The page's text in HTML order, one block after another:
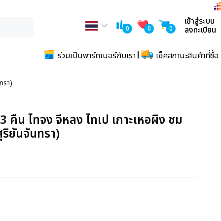
0 0 0
เข้าสู่ระบบ
ลงทะเบียน
ร่วมเป็นพาร์ทเนอร์กับเรา เช็คสถานะสินค้าที่ซื้อ
รา)
คืน ไทจง จีหลง ไทเป เกาะเหอผิง ชม
ยันจันทรา)